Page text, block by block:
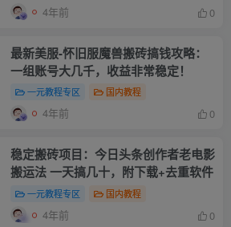
4年前 0
最新美服-怀旧服魔兽搬砖搞钱攻略：
一组账号大几千，收益非常稳定！
一元教程专区 国内教程
4年前 0
稳定搬砖项目：今日头条创作者老电影
搬运法 一天搞几十，附下载+去重软件
一元教程专区 国内教程
4年前 0